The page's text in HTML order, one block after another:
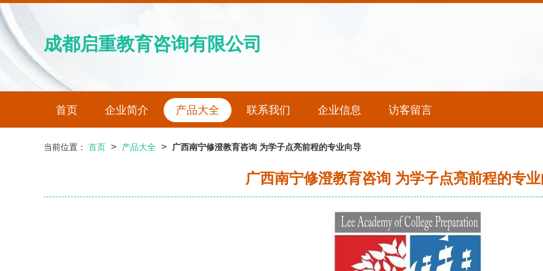
成都启重教育咨询有限公司
首页 企业简介 产品大全 联系我们 企业信息 访客留言
当前位置： 首页 > 产品大全 > 广西南宁修澄教育咨询 为学子点亮前程的专业向导
广西南宁修澄教育咨询 为学子点亮前程的专